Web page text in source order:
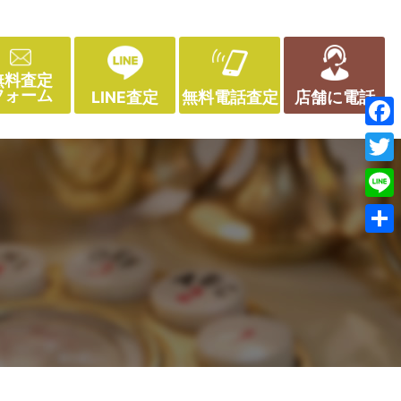
料査定
ォーム
LINE査定 無料電話査定 店舗に電話
Line